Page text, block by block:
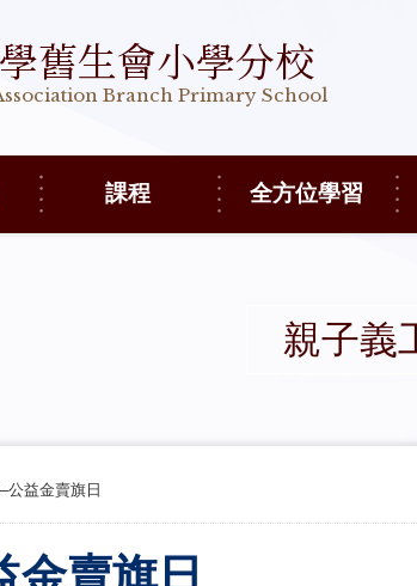
舊生會小學分校
Branch Primary School
課程 全方位學習
親子義
公益金賣旗日